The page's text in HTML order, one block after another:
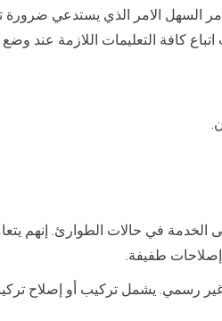
السهل الامر الذي يستدعي ضرورة
كافة التعليمات اللازمة عند
الخدمة في حالات الطوارئ. إنهم
إصلاحات طفيفة.
رسمي. يشمل تركيب أو إصلاح